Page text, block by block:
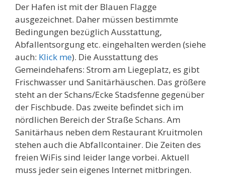
Der Hafen ist mit der Blauen Flagge
ausgezeichnet. Daher müssen bestimmte
Bedingungen bezüglich Ausstattung,
Abfallentsorgung etc. eingehalten werden (siehe
auch: Klick me). Die Ausstattung des
Gemeindehafens: Strom am Liegeplatz, es gibt
Frischwasser und Sanitärhäuschen. Das größere
steht an der Schans/Ecke Stadsfenne gegenüber
der Fischbude. Das zweite befindet sich im
nördlichen Bereich der Straße Schans. Am
Sanitärhaus neben dem Restaurant Kruitmolen
stehen auch die Abfallcontainer. Die Zeiten des
freien WiFis sind leider lange vorbei. Aktuell
muss jeder sein eigenes Internet mitbringen.